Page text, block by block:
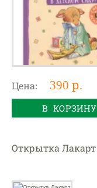
Цена: 390 р.
В КОРЗИНУ
Открытка Лакарт